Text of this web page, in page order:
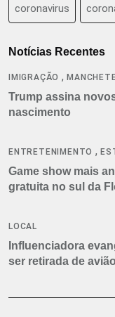
coronavirus
Notícias Recentes
IMIGRAÇÃO ,
Trump assina
nascimento
ENTRETENIMENTO ,
Game show mais
gratuita no sul da
LOCAL
Influenciadora
ser retirada de